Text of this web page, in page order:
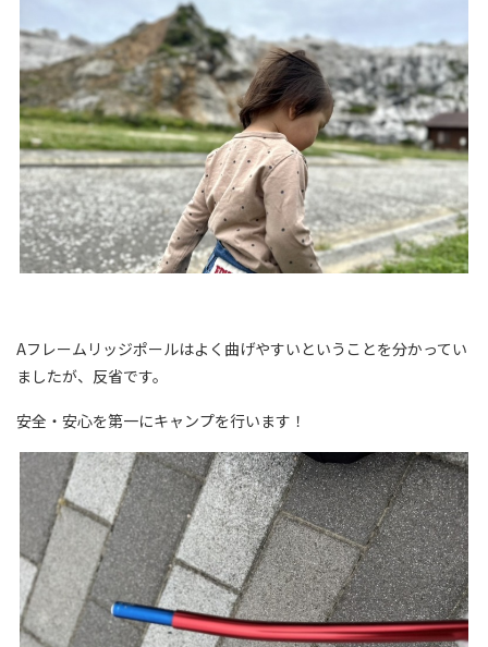
Aフレームリッジポールはよく曲げやすいということを分かってい
ましたが、反省です。
安全・安心を第一にキャンプを行います！